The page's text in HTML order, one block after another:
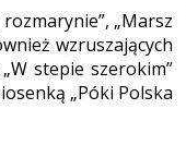
„Marsz
wzruszających
stepie szerokim”
„Póki Polska